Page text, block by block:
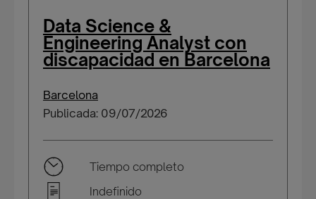
Data Science &
Engineering Analyst con
discapacidad en Barcelona
Barcelona
Publicada: 09/07/2026
Tiempo completo
Indefinido